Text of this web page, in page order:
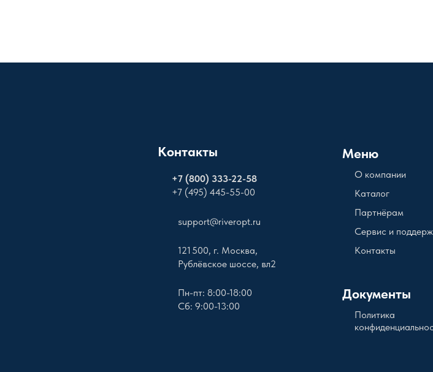
Контакты
+7 (800) 333-22-58
+7 (495) 445-55-00
support@riveropt.ru
Меню
121 500, г. Москва,
Рублёвское шоссе, вл2
О компании
Документы
Пн-пт: 8:00-18:00
Сб: 9:00-13:00
Каталог
Политика
Партнёрам
Сервис и
Контакты